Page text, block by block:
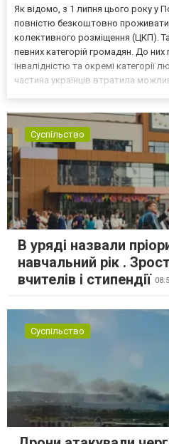
Як відомо, з 1 липня цього року у
повністю безкоштовно проживати
колективного розміщення (ЦКП).
певних категорій громадян. До них
інвалідністю та окремі категорії
частина українців втратила
Суспільство
В уряді назвали
навчальний рік .
вчителів і стипендії
Суспільство